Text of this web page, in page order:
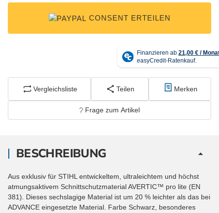
CONSENT ERTEILEN
Vergleichsliste Teilen Merken
Frage zum Artikel
BESCHREIBUNG
Aus exklusiv für STIHL entwickeltem, ultraleichtem und höchst
atmungsaktivem Schnittschutzmaterial AVERTIC™ pro lite (EN
381). Dieses sechslagige Material ist um 20 % leichter als das bei
ADVANCE eingesetzte Material. Farbe Schwarz, besonderes